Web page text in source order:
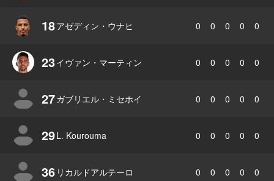
18アゼディン・ウナヒ 0 0 0 0 0
23イヴァン・マーティン 0 0 0 0 0
27ガブリエル・ミセホイ 0 0 0 0 0
29L. Kourouma 0 0 0 0 0
36 リカルドアルテーロ 0 0 0 0 0